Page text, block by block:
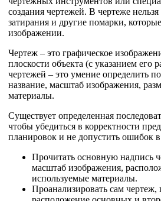
создания чертежей. В чертеже
затирания и другие помарки,
изображении.
Чертеж – это графическое
плоскости объекта (с указанием его
чертежей – это умение определить
название, масштаб изображения,
материалы.
Существует определенная
чтобы убедиться в корректности
планировок и не допустить ошибок
Прочитать основную надпись
масштаб изображения,
используемые материалы.
Проанализировать сам чертеж,